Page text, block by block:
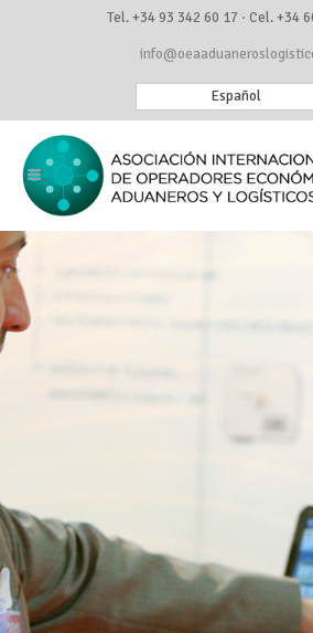
Tel. +34 93 342 60 17 · Cel. +34
Español